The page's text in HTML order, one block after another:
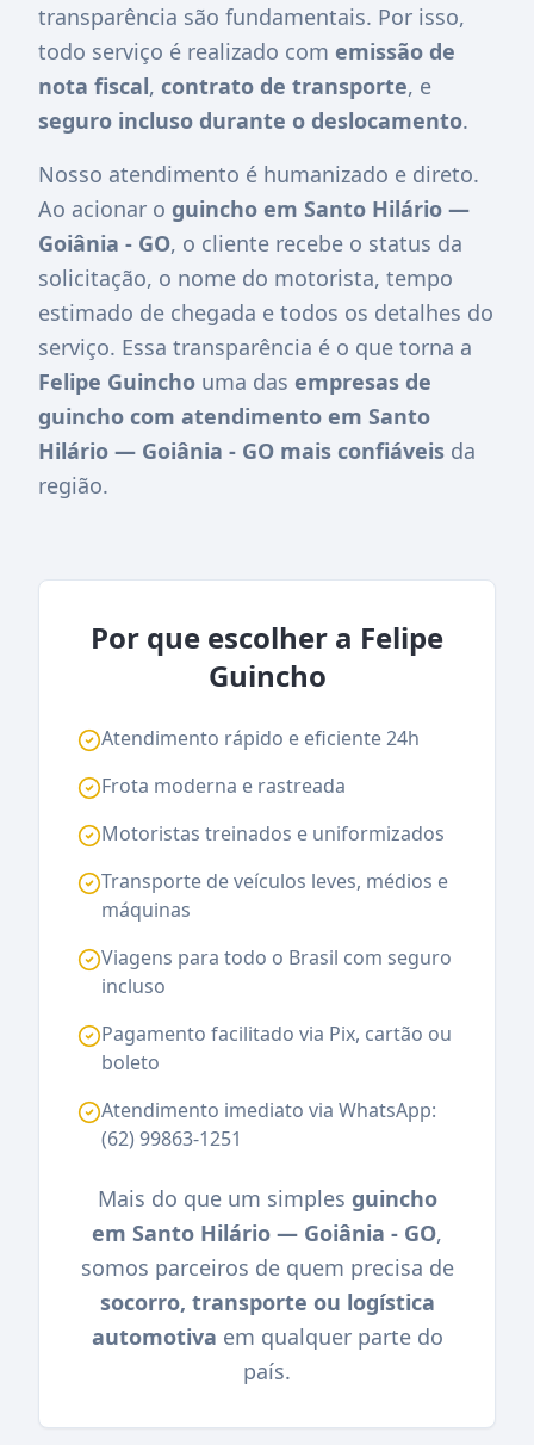
transparência são fundamentais. Por isso,
todo serviço é realizado com emissão de
nota fiscal, contrato de transporte, e
seguro incluso durante o deslocamento.
Nosso atendimento é humanizado e direto.
Ao acionar o guincho em Santo Hilário —
Goiânia - GO, o cliente recebe o status da
solicitação, o nome do motorista, tempo
estimado de chegada e todos os detalhes do
serviço. Essa transparência é o que torna a
Felipe Guincho uma das empresas de
guincho com atendimento em Santo
Hilário — Goiânia - GO mais confiáveis da
região.
Por que escolher a Felipe
Guincho
Atendimento rápido e eficiente 24h
Frota moderna e rastreada
Motoristas treinados e uniformizados
Transporte de veículos leves, médios e
máquinas
Viagens para todo o Brasil com seguro
incluso
Pagamento facilitado via Pix, cartão ou
boleto
Atendimento imediato via WhatsApp:
(62) 99863-1251
Mais do que um simples guincho
em Santo Hilário — Goiânia - GO,
somos parceiros de quem precisa de
socorro, transporte ou logística
automotiva em qualquer parte do
país.